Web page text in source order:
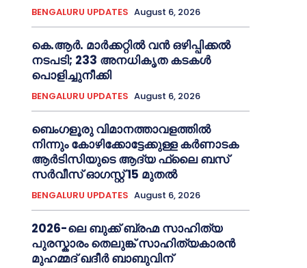
BENGALURU UPDATES August 6, 2026
കെ.ആർ. മാർക്കറ്റിൽ വൻ ഒഴിപ്പിക്കൽ
നടപടി; 233 അനധികൃത കടകൾ
പൊളിച്ചുനീക്കി
BENGALURU UPDATES August 6, 2026
ബെംഗളൂരു വിമാനത്താവളത്തിൽ
നിന്നും കോഴിക്കോട്ടേക്കുള്ള കർണാടക
ആർടിസിയുടെ ആദ്യ ഫ്ലൈ ബസ്
സര്‍വീസ് ഓഗസ്റ്റ് 15 മുതല്‍
BENGALURU UPDATES August 6, 2026
2026-ലെ ബുക്ക് ബ്രഹ്മ സാഹിത്യ
പുരസ്കാരം തെലുങ്ക് സാഹിത്യകാരന്‍
മുഹമ്മദ് ഖദീർ ബാബുവിന്